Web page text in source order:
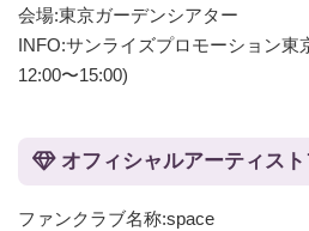
会場:東京ガーデンシアター
INFO:サンライズプロモーション東
12:00〜15:00)
オフィシャルアーティス
ファンクラブ名称:space